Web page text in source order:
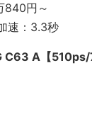
840円～
速：3.3秒
A【510ps/